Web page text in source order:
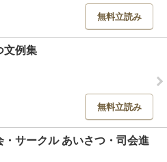
無料立読み
文例集
無料立読み
サークル あいさつ・司会進